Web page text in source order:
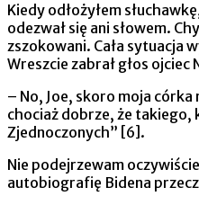
Kiedy odłożyłem
odezwał się ani słowem.
zszokowani. Cała sytuacja
Wreszcie zabrał głos ojciec
– No, Joe, skoro moja
chociaż dobrze, że
Zjednoczonych” [6].
Nie podejrzewam
autobiografię Bidena